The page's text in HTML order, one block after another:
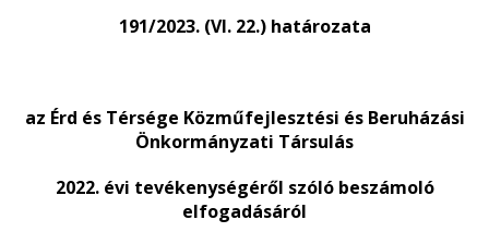
191/2023. (VI. 22.) határozata
az Érd és Térsége Közműfejlesztési és Beruházási
Önkormányzati Társulás
2022. évi tevékenységéről szóló beszámoló
elfogadásáról